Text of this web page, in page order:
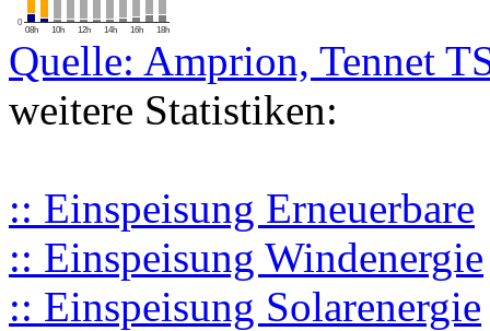
08h 10h 12h 14h 16h 18h
0
Quelle: Amprion, Tennet
weitere Statistiken:
:: Einspeisung Erneuerbare
:: Einspeisung Windenergie
:: Einspeisung Solarenergie